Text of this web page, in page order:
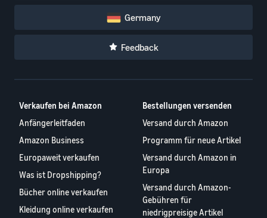
Germany
Feedback
Verkaufen bei Amazon
Anfängerleitfaden
Amazon Business
Europaweit verkaufen
Was ist Dropshipping?
Bücher online verkaufen
Kleidung online verkaufen
Bestellungen versenden
Versand durch Amazon
Programm für neue Artikel
Versand durch Amazon in
Europa
Versand durch Amazon-
Gebühren für
niedrigpreisige Artikel